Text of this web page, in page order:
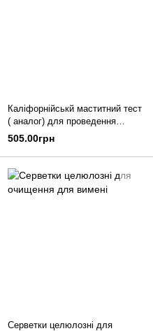
Каліфорнійськй маститний тест
( аналог) для проведення
проби Шальма
505.00грн
Серветки целюлозні для